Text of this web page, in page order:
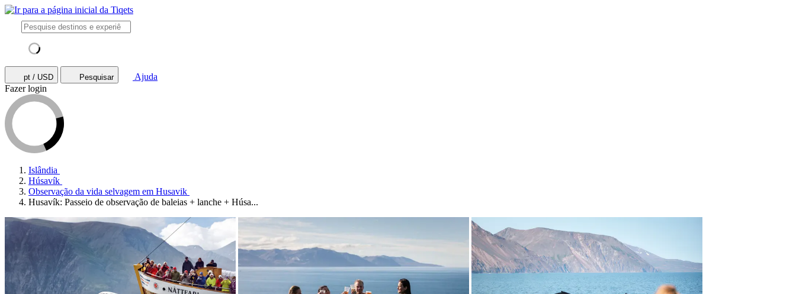
pt / USD Pesquisar
Ajuda
Fazer login
Islândia
Húsavík
Observação da vida selvagem em Husavik
Husavík: Passeio de observação de baleias + lanche + Húsa...